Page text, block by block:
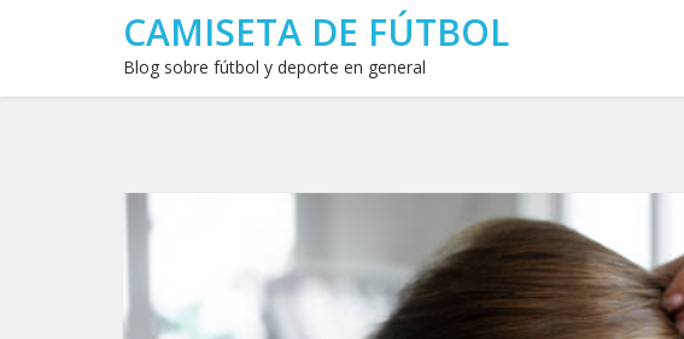
CAMISETA DE FÚTBOL
Blog sobre fútbol y deporte en general